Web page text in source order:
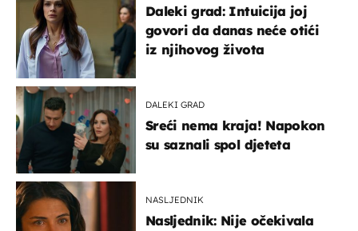
Daleki grad: Intuicija joj
govori da danas neće otići
iz njihovog života
DALEKI GRAD
Sreći nema kraja! Napokon
su saznali spol djeteta
NASLJEDNIK
Nasljednik: Nije očekivala